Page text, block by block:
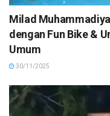
Milad
dengan Fun Bike &
Umum
30/11/2025